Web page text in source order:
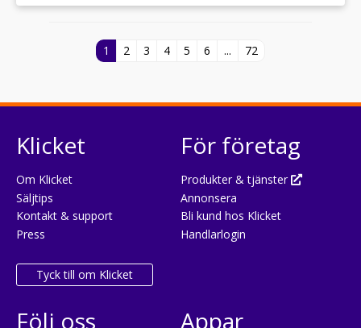
1 2 3 4 5 6 ... 72
Klicket
Om Klicket
Säljtips
Kontakt & support
Press
Tyck till om Klicket
För företag
Produkter & tjänster
Annonsera
Bli kund hos Klicket
Handlarlogin
Följ oss Appar